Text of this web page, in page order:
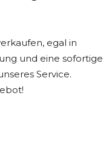
egal in
und eine sofortige
Service.